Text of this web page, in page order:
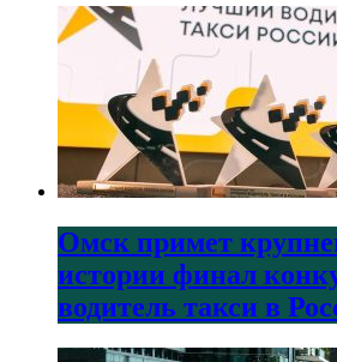
Омск примет
истории финал
водитель такси в